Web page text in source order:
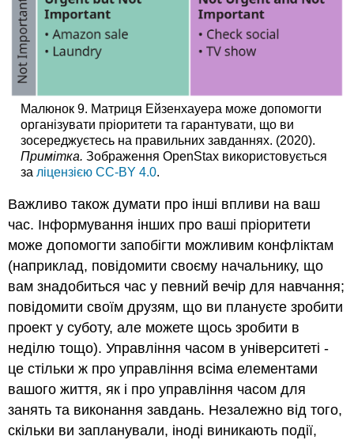
Малюнок 9. Матриця Ейзенхауера може допомогти
організувати пріоритети та гарантувати, що ви
зосереджуєтесь на правильних завданнях. (2020).
Примітка. Зображення OpenStax використовується
за ліцензією CC-BY 4.0.
Важливо також думати про інші впливи на ваш
час. Інформування інших про ваші пріоритети
може допомогти запобігти можливим конфліктам
(наприклад, повідомити своєму начальнику, що
вам знадобиться час у певний вечір для навчання;
повідомити своїм друзям, що ви плануєте зробити
проект у суботу, але можете щось зробити в
неділю тощо). Управління часом в університеті -
це стільки ж про управління всіма елементами
вашого життя, як і про управління часом для
занять та виконання завдань. Незалежно від того,
скільки ви запланували, іноді виникають події,